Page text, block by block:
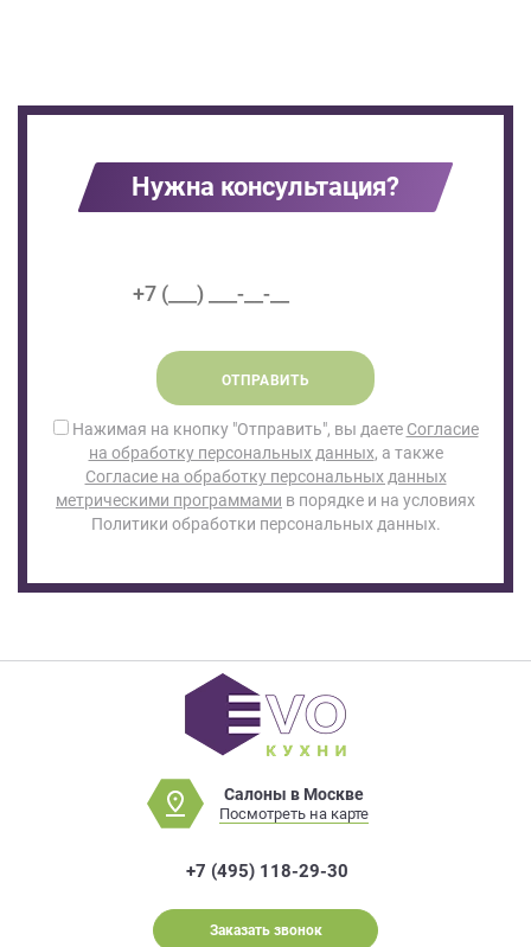
Нужна консультация?
ОТПРАВИТЬ
Нажимая на кнопку "Отправить", вы даете Согласие
на обработку персональных данных, а также
Согласие на обработку персональных данных
метрическими программами в порядке и на условиях
Политики обработки персональных данных.
Салоны в Москве
Посмотреть на карте
+7 (495) 118-29-30
Заказать звонок